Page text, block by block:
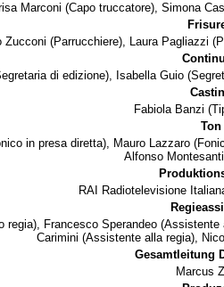
Marconi (Capo truccatore), Simona
Zucconi (Parrucchiere), Laura Pagliazzi
di edizione), Isabella Guio
Fabiola Banzi
Ton
in presa diretta), Mauro Lazzaro
Alfonso Montesanti
RAI Radiotelevisione
regia), Francesco Sperandeo(Assistente
Carimini (Assistente alla regia),
Gesamtleitung
Marcus